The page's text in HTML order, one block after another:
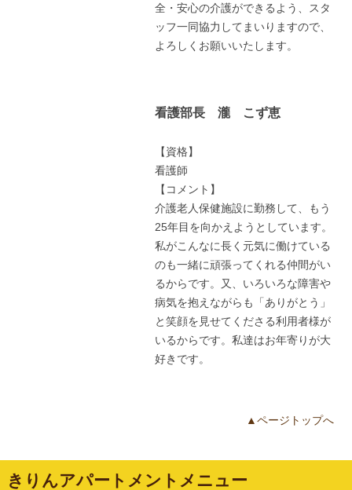
全・安心の介護ができるよう、スタ
ッフ一同協力してまいりますので、
よろしくお願いいたします。
看護部長 瀧 こず恵
【資格】
看護師
【コメント】
介護老人保健施設に勤務して、もう
25年目を向かえようとしています。
私がこんなに長く元気に働けている
のも一緒に頑張ってくれる仲間がい
るからです。又、いろいろな障害や
病気を抱えながらも「ありがとう」
と笑顔を見せてくださる利用者様が
いるからです。私達はお年寄りが大
好きです。
▲ページトップへ
きりんアパートメントメニュー